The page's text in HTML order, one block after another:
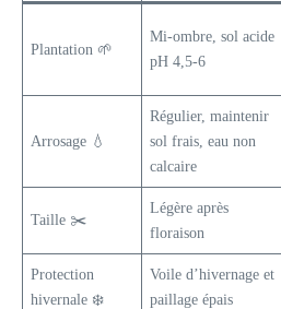
Plantation 🌱
Mi-ombre, sol acide
pH 4,5-6
Arrosage 💧
Régulier, maintenir
sol frais, eau non
calcaire
Taille ✂️
Légère après
floraison
Protection
hivernale ❄️
Voile d’hivernage et
paillage épais